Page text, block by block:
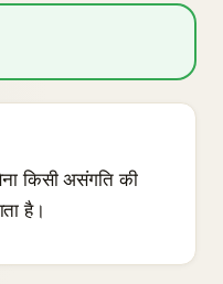
किसी असंगति की
है।